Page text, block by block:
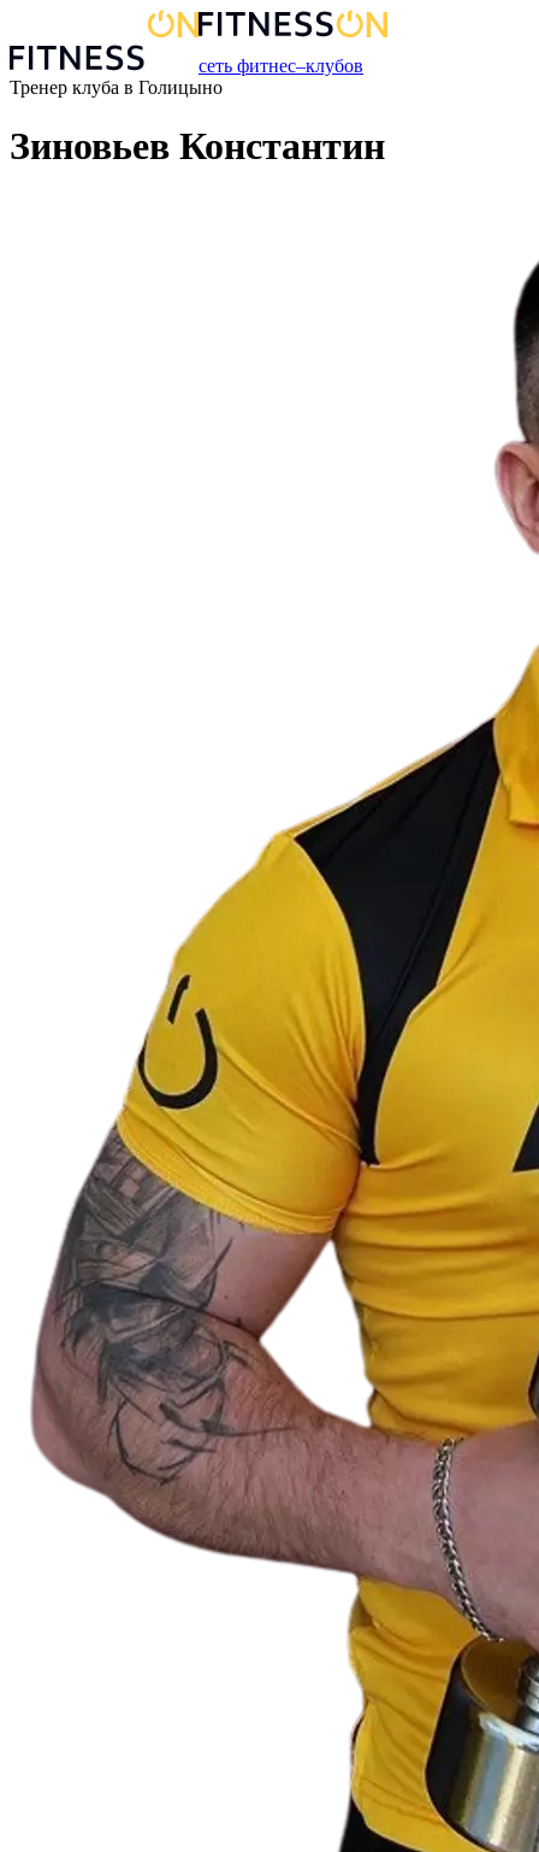
сеть фитнес–клубов
Тренер клуба в Голицыно
Зиновьев Константин